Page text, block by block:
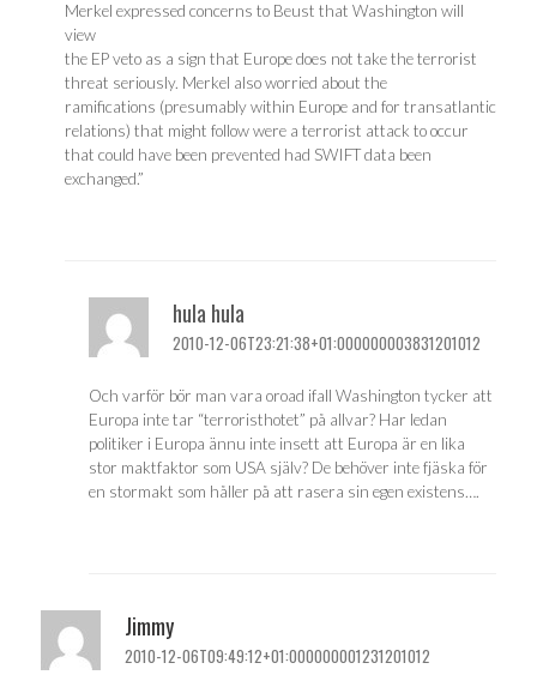
Merkel expressed concerns to Beust that Washington will
view
the EP veto as a sign that Europe does not take the terrorist
threat seriously. Merkel also worried about the
ramifications (presumably within Europe and for transatlantic
relations) that might follow were a terrorist attack to occur
that could have been prevented had SWIFT data been
exchanged.”
hula hula
2010-12-06T23:21:38+01:000000003831201012
Och varför bör man vara oroad ifall Washington tycker att
Europa inte tar “terroristhotet” på allvar? Har ledan
politiker i Europa ännu inte insett att Europa är en lika
stor maktfaktor som USA själv? De behöver inte fjäska för
en stormakt som håller på att rasera sin egen existens….
Jimmy
2010-12-06T09:49:12+01:000000001231201012